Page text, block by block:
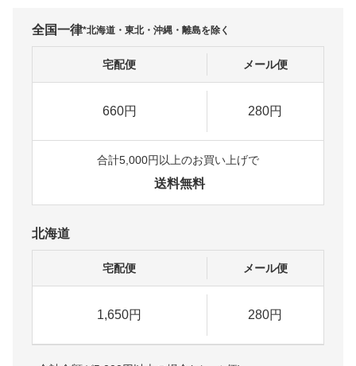
全国一律*北海道・東北・沖縄・離島を除く
宅配便 メール便
660円 280円
合計5,000円以上のお買い上げで
送料無料
北海道
宅配便 メール便
1,650円 280円